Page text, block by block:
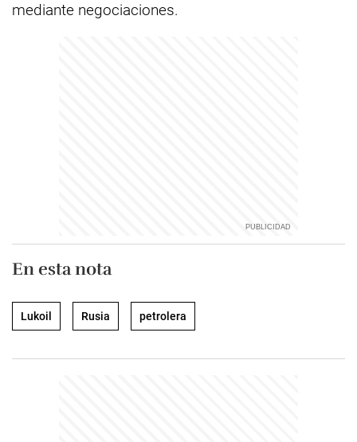
mediante negociaciones.
En esta nota
Lukoil Rusia petrolera